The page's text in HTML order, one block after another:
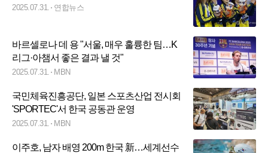
2025.07.31. 연합뉴스
바르셀로나 데 용 "서울, 매우 훌륭한 팀…K
리그·아챔서 좋은 결과 낼 것"
2025.07.31. MBN
국민체육진흥공단, 일본 스포츠산업 전시회
'SPORTEC'서 한국 공동관 운영
2025.07.31. MBN
이주호, 남자 배영 200m 한국 新…세계선수